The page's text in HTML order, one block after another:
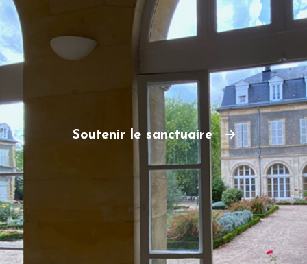
Soutenir le sanctuaire